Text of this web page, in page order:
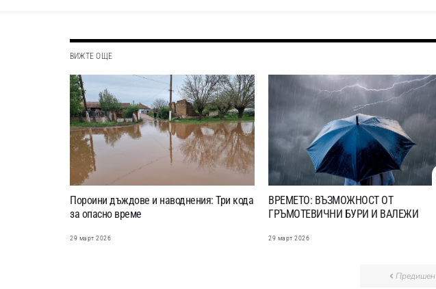
ВИЖТЕ ОЩЕ
Пороини дъждове и наводнения: Три кода
за опасно време
29 март 2026
ВРЕМЕТО: ВЪЗМОЖНОСТ ОТ
ГРЪМОТЕВИЧНИ БУРИ И ВАЛЕЖИ
29 март 2026
Предишен